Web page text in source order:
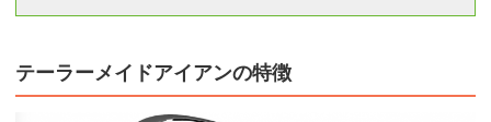
テーラーメイドアイアンの特徴